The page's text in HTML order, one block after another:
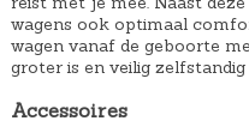
wagens ook optimaal
wagen vanaf de geboorte
groter is en veilig
Accessoires